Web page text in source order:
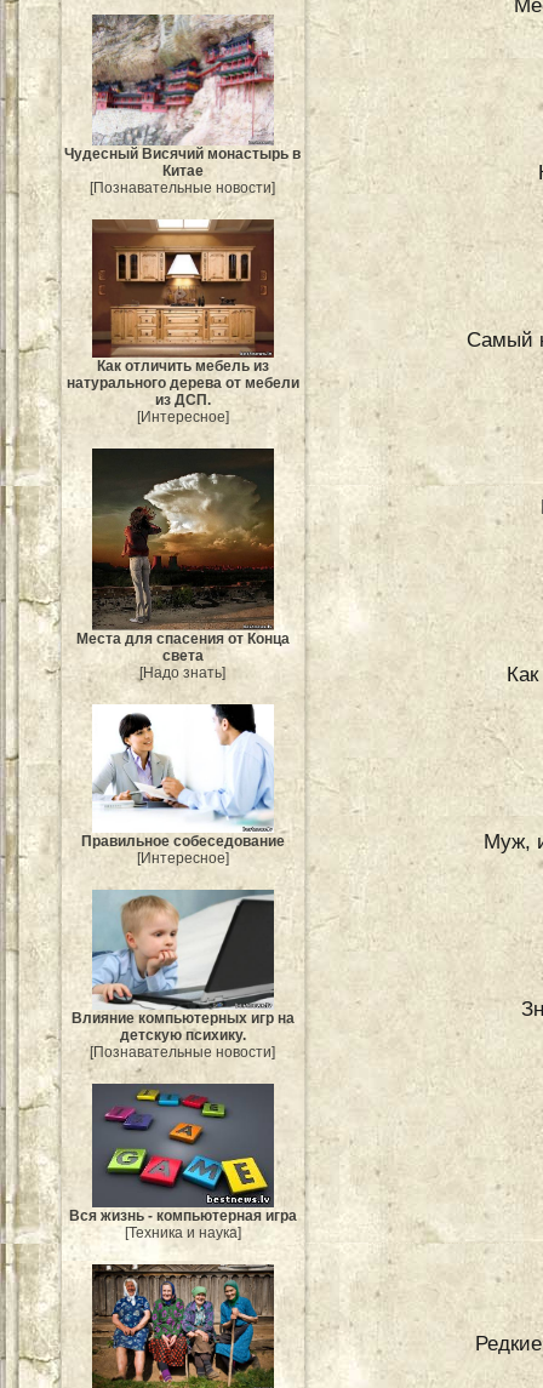
Чудесный Висячий монастырь в
Китае
[Познавательные новости]
Как отличить мебель из
натурального дерева от мебели
из ДСП.
[Интересное]
Места для спасения от Конца
света
[Надо знать]
Правильное собеседование
[Интересное]
Влияние компьютерных игр на
детскую психику.
[Познавательные новости]
Вся жизнь - компьютерная игра
[Техника и наука]
Самый
Муж,